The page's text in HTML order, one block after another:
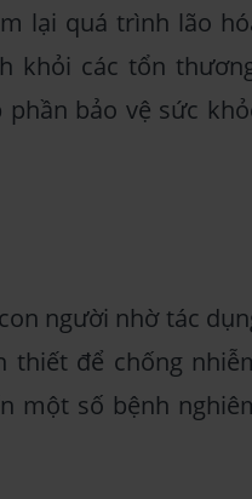
lại quá trình lão
khỏi các tổn
bảo vệ sức
người nhờ tác
thiết để chống
một số bệnh